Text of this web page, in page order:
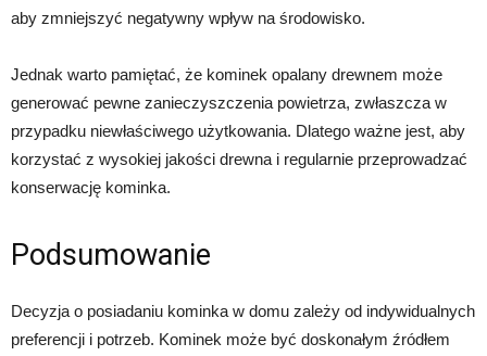
aby zmniejszyć negatywny wpływ na środowisko.
Jednak warto pamiętać, że kominek opalany drewnem może
generować pewne zanieczyszczenia powietrza, zwłaszcza w
przypadku niewłaściwego użytkowania. Dlatego ważne jest, aby
korzystać z wysokiej jakości drewna i regularnie przeprowadzać
konserwację kominka.
Podsumowanie
Decyzja o posiadaniu kominka w domu zależy od indywidualnych
preferencji i potrzeb. Kominek może być doskonałym źródłem